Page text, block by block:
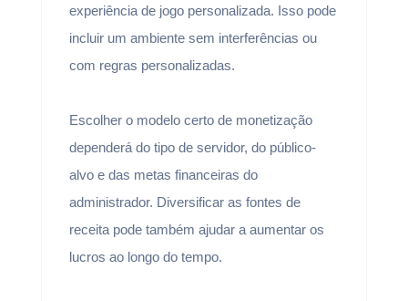
experiência de jogo personalizada. Isso pode
incluir um ambiente sem interferências ou
com regras personalizadas.
Escolher o modelo certo de monetização
dependerá do tipo de servidor, do público-
alvo e das metas financeiras do
administrador. Diversificar as fontes de
receita pode também ajudar a aumentar os
lucros ao longo do tempo.